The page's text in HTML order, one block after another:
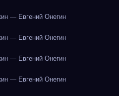
— Евгений Онегин
— Евгений Онегин
— Евгений Онегин
— Евгений Онегин